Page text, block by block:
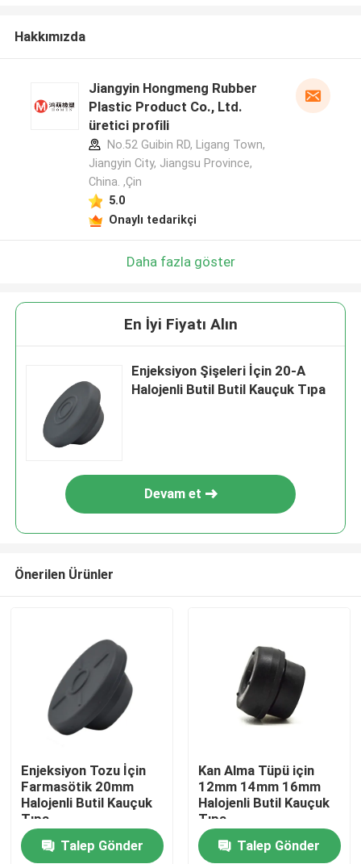
Ana sayfa
Hakkımızda
Jiangyin Hongmeng Rubber
Plastic Product Co., Ltd.
üretici profili
No.52 Guibin RD, Ligang Town,
Jiangyin City, Jiangsu Province,
China. ,Çin
5.0
Onaylı tedarikçi
Daha fazla göster
En İyi Fiyatı Alın
Enjeksiyon Şişeleri İçin 20-A
Halojenli Butil Butil Kauçuk Tıpa
Devam et
Önerilen Ürünler
Enjeksiyon Tozu İçin
Farmasötik 20mm
Halojenli Butil Kauçuk
Tıpa
Talep Gönder
Kan Alma Tüpü için
12mm 14mm 16mm
Halojenli Butil Kauçuk
Tıpa
Talep Gönder